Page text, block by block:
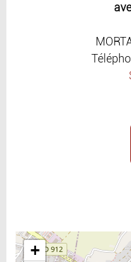
Include la carte
+